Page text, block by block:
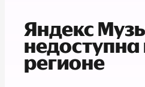
Яндекс
регионе